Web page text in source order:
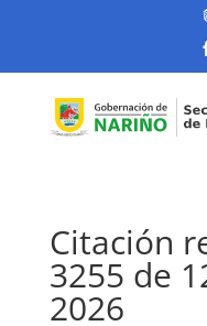
Citación
3255 de
2026